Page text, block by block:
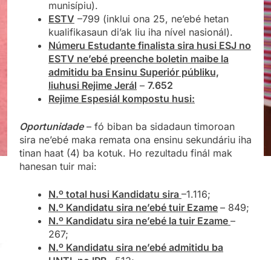
munisípiu).
ESTV –799 (inklui ona 25, ne’ebé hetan
kualifikasaun di’ak liu iha nível nasionál).
Númeru Estudante finalista sira husi ESJ no
ESTV ne’ebé preenche boletin maibe la
admitidu ba Ensinu Superiór públiku,
liuhusi Rejime Jerál – 7.652
Rejime Espesiál kompostu husi:
Oportunidade– fó biban ba sidadaun timoroan
sira ne’ebé maka remata ona ensinu sekundáriu iha
tinan haat (4) ba kotuk. Ho rezultadu finál mak
hanesan tuir mai:
N.º total husi Kandidatu sira –1.116;
N.º Kandidatu sira ne’ebé tuir Ezame – 849;
N.º Kandidatu sira ne’ebé la tuir Ezame –
267;
N.º Kandidatu sira ne’ebé admitidu ba